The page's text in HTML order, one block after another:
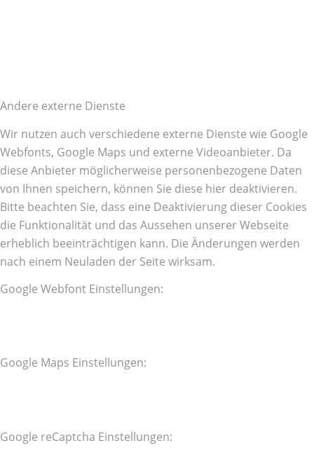
Andere externe Dienste
Wir nutzen auch verschiedene externe Dienste wie Google
Webfonts, Google Maps und externe Videoanbieter. Da
diese Anbieter möglicherweise personenbezogene Daten
von Ihnen speichern, können Sie diese hier deaktivieren.
Bitte beachten Sie, dass eine Deaktivierung dieser Cookies
die Funktionalität und das Aussehen unserer Webseite
erheblich beeinträchtigen kann. Die Änderungen werden
nach einem Neuladen der Seite wirksam.
Google Webfont Einstellungen:
Google Maps Einstellungen:
Google reCaptcha Einstellungen: